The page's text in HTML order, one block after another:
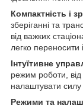
Компактність і
зберіганні та
від важких
легко переносити
Інтуїтивне
режим роботи,
налаштувати
Режими та